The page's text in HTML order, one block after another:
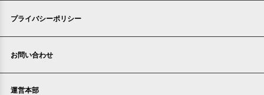
部屋号数 206号室
階数 2階
間取り 1K・専有面積 23.13㎡
家賃1ヶ月無料 敷金・礼金ゼロ 360°案内
部屋号数 503号室
間取り 3LDK・専有面積 70.86㎡
階数 2階